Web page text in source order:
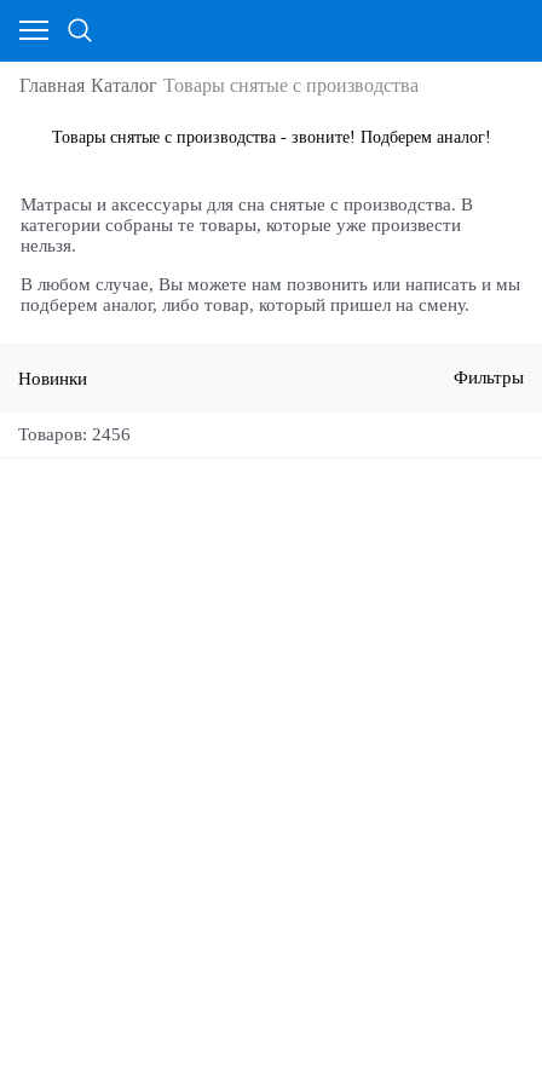
Главная Каталог Товары снятые с производства
Товары снятые с производства - звоните! Подберем аналог!
Матрасы и аксессуары для сна снятые с производства. В
категории собраны те товары, которые уже произвести
нельзя.
В любом случае, Вы можете нам позвонить или написать и мы
подберем аналог, либо товар, который пришел на смену.
Новинки Фильтры
Товаров: 2456